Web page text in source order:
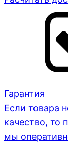
Гарантия
Если товара
качество, то
мы